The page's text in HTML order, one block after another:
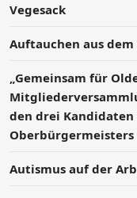
Vegesack
Auftauchen aus
„Gemeinsam für
den drei Kandidaten
Oberbürgermeisters
Autismus auf der